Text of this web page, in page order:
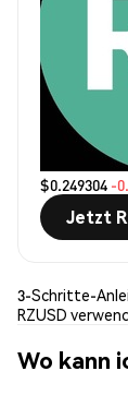
$0.249304 -
Jetzt
3-Schritte-
RZUSD
Wo kann